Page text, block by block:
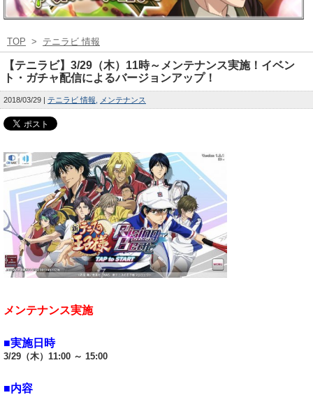
TOP > テニラビ 情報
【テニラビ】3/29（木）11時～メンテナンス実施！イベン
ト・ガチャ配信によるバージョンアップ！
2018/03/29 テニラビ 情報 メンテナンス
メンテナンス実施
■実施日時
3/29（木）11:00 ～ 15:00
■内容